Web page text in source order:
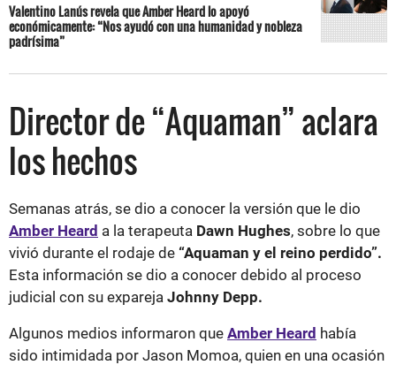
Valentino Lanús revela que Amber Heard lo apoyó
económicamente: “Nos ayudó con una humanidad y nobleza
padrísima”
Director de “Aquaman” aclara
los hechos
Semanas atrás, se dio a conocer la versión que le dio
Amber Heard a la terapeuta Dawn Hughes, sobre lo que
vivió durante el rodaje de “Aquaman y el reino perdido”.
Esta información se dio a conocer debido al proceso
judicial con su expareja Johnny Depp.
Algunos medios informaron que Amber Heard había
sido intimidada por Jason Momoa, quien en una ocasión